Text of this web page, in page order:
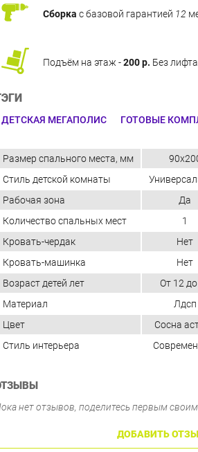
Сборка с базовой гарантией 12
Подъём на этаж -200 р. Без
ДЕТСКАЯ МЕГАПОЛИС ГОТОВЫЕ
Размер спального места, мм
Стиль детской комнаты
Рабочая зона
Да
Количество спальных мест
1
Кровать-чердак
Нет
Кровать-машинка
Нет
Возраст детей лет
От 12
Материал
Лдсп
Цвет
Сосна
Стиль интерьера
нет отзывов, поделитесь первым
ДОБАВИТЬ